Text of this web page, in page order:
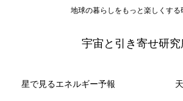
地球の暮らしをもっと楽しくする
宇宙と引き寄せ研究
星で見るエネルギー予報